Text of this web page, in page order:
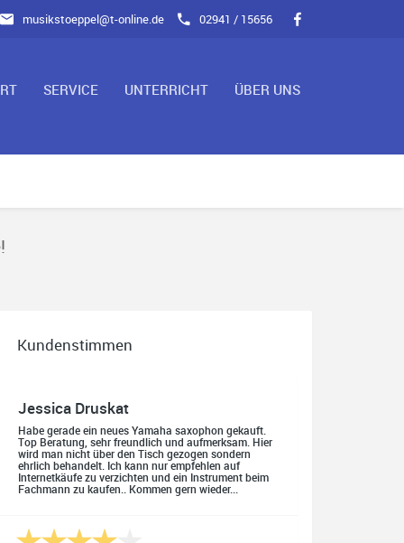
musikstoeppel@t-online.de 02941 / 15656
SERVICE UNTERRICHT ÜBER UNS
Kundenstimmen
Jessica Druskat
Habe gerade ein neues Yamaha saxophon gekauft.
Top Beratung, sehr freundlich und aufmerksam. Hier
wird man nicht über den Tisch gezogen sondern
ehrlich behandelt. Ich kann nur empfehlen auf
Internetkäufe zu verzichten und ein Instrument beim
Fachmann zu kaufen.. Kommen gern wieder...